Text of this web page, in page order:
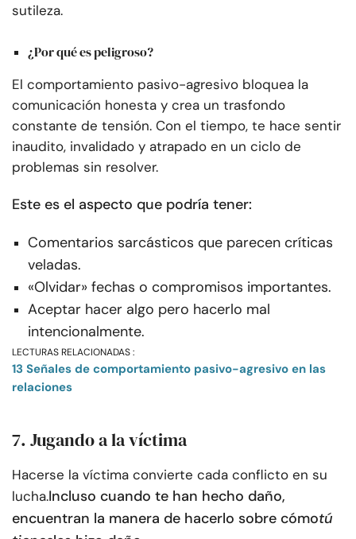
sutileza.
¿Por qué es peligroso?
El comportamiento pasivo-agresivo bloquea la
comunicación honesta y crea un trasfondo
constante de tensión. Con el tiempo, te hace sentir
inaudito, invalidado y atrapado en un ciclo de
problemas sin resolver.
Este es el aspecto que podría tener:
Comentarios sarcásticos que parecen críticas
veladas.
«Olvidar» fechas o compromisos importantes.
Aceptar hacer algo pero hacerlo mal
intencionalmente.
LECTURAS RELACIONADAS :
13 Señales de comportamiento pasivo-agresivo en las
relaciones
7. Jugando a la víctima
Hacerse la víctima convierte cada conflicto en su
lucha.Incluso cuando te han hecho daño,
encuentran la manera de hacerlo sobre cómotú